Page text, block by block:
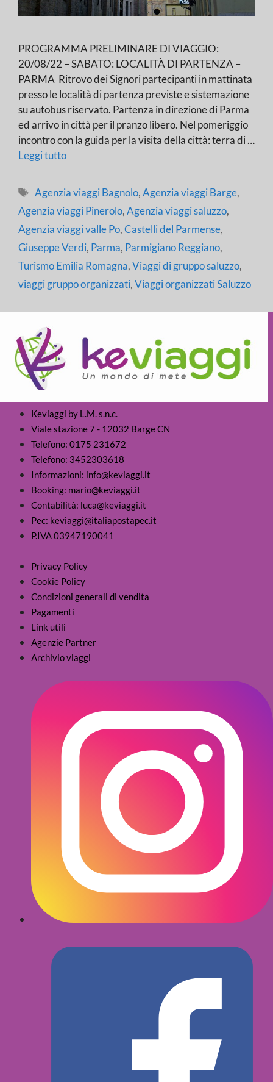
PROGRAMMA PRELIMINARE DI VIAGGIO:
20/08/22 – SABATO: LOCALITÀ DI PARTENZA –
PARMA Ritrovo dei Signori partecipanti in mattinata
presso le località di partenza previste e sistemazione
su autobus riservato. Partenza in direzione di Parma
ed arrivo in città per il pranzo libero. Nel pomeriggio
incontro con la guida per la visita della città: terra di …
Leggi tutto
Tag
Agenzia viaggi Bagnolo,Agenzia viaggi Barge,
Agenzia viaggi Pinerolo,Agenzia viaggi saluzzo,
Agenzia viaggi valle Po,Castelli del Parmense,
Giuseppe Verdi, Parma, Parmigiano Reggiano,
Turismo Emilia Romagna,Viaggi di gruppo saluzzo,
viaggi gruppo organizzati,Viaggi organizzati Saluzzo
Keviaggi by L.M. s.n.c.
Viale stazione 7 - 12032 Barge CN
Telefono: 0175 231672
Telefono: 3452303618
Informazioni: info@keviaggi.it
Booking: mario@keviaggi.it
Contabilità: luca@keviaggi.it
Pec: keviaggi@italiapostapec.it
P.IVA 03947190041
Privacy Policy
Cookie Policy
Condizioni generali di vendita
Pagamenti
Link utili
Agenzie Partner
Archivio viaggi